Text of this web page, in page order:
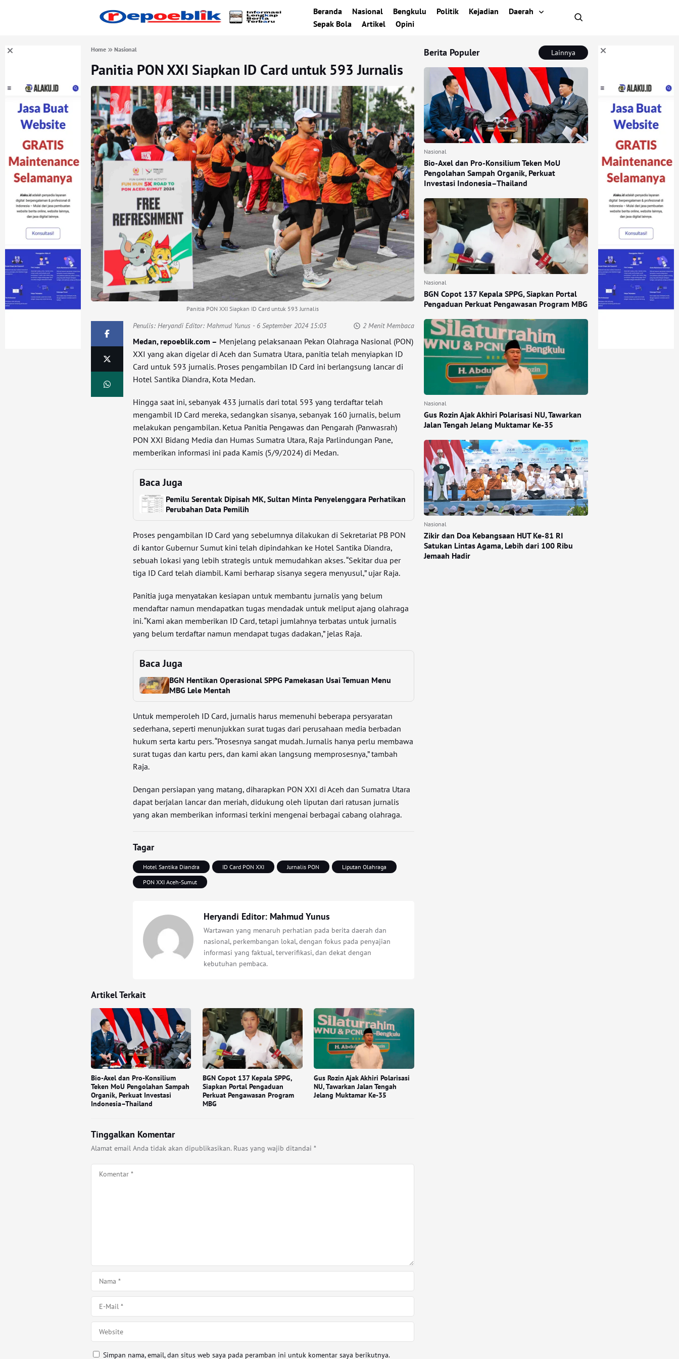
Beranda Nasional Bengkulu Politik Kejadian
Daerah
Sepak Bola
Artikel Opini
Home Nasional
Panitia PON XXI Siapkan ID Card untuk 593 Jurnalis
Panitia PON XXI Siapkan ID Card untuk 593 Jurnalis
Penulis:Heryandi Editor: Mahmud Yunus - 6 September 2024 15:03 2 Menit Membaca
Medan, repoeblik.com – Menjelang pelaksanaan Pekan Olahraga Nasional (PON)
XXI yang akan digelar di Aceh dan Sumatra Utara, panitia telah menyiapkan ID
Card untuk 593 jurnalis. Proses pengambilan ID Card ini berlangsung lancar di
Hotel Santika Diandra, Kota Medan.
Hingga saat ini, sebanyak 433 jurnalis dari total 593 yang terdaftar telah
mengambil ID Card mereka, sedangkan sisanya, sebanyak 160 jurnalis, belum
melakukan pengambilan. Ketua Panitia Pengawas dan Pengarah (Panwasrah)
PON XXI Bidang Media dan Humas Sumatra Utara, Raja Parlindungan Pane,
memberikan informasi ini pada Kamis (5/9/2024) di Medan.
Baca Juga
Pemilu Serentak Dipisah MK, Sultan Minta Penyelenggara Perhatikan
Perubahan Data Pemilih
Proses pengambilan ID Card yang sebelumnya dilakukan di Sekretariat PB PON
di kantor Gubernur Sumut kini telah dipindahkan ke Hotel Santika Diandra,
sebuah lokasi yang lebih strategis untuk memudahkan akses. “Sekitar dua per
tiga ID Card telah diambil. Kami berharap sisanya segera menyusul,” ujar Raja.
Panitia juga menyatakan kesiapan untuk membantu jurnalis yang belum
mendaftar namun mendapatkan tugas mendadak untuk meliput ajang olahraga
ini. “Kami akan memberikan ID Card, tetapi jumlahnya terbatas untuk jurnalis
yang belum terdaftar namun mendapat tugas dadakan,” jelas Raja.
Baca Juga
BGN Hentikan Operasional SPPG Pamekasan Usai Temuan Menu
MBG Lele Mentah
Untuk memperoleh ID Card, jurnalis harus memenuhi beberapa persyaratan
sederhana, seperti menunjukkan surat tugas dari perusahaan media berbadan
hukum serta kartu pers. “Prosesnya sangat mudah. Jurnalis hanya perlu membawa
surat tugas dan kartu pers, dan kami akan langsung memprosesnya,” tambah
Raja.
Dengan persiapan yang matang, diharapkan PON XXI di Aceh dan Sumatra Utara
dapat berjalan lancar dan meriah, didukung oleh liputan dari ratusan jurnalis
yang akan memberikan informasi terkini mengenai berbagai cabang olahraga.
Tagar
Hotel Santika Diandra ID Card PON XXI Jurnalis PON
Liputan Olahraga
PON XXI Aceh-Sumut
Heryandi Editor: Mahmud Yunus
Wartawan yang menaruh perhatian pada berita daerah dan
nasional, perkembangan lokal, dengan fokus pada penyajian
informasi yang faktual, terverifikasi, dan dekat dengan
kebutuhan pembaca.
Artikel Terkait
Bio-Axel dan Pro-Konsilium
Teken MoU Pengolahan Sampah
Organik, Perkuat Investasi
Indonesia–Thailand
BGN Copot 137 Kepala SPPG,
Siapkan Portal Pengaduan
Perkuat Pengawasan Program
MBG
Gus Rozin Ajak Akhiri Polarisasi
NU, Tawarkan Jalan Tengah
Jelang Muktamar Ke-35
Tinggalkan Komentar
Alamat email Anda tidak akan dipublikasikan. Ruas yang wajib ditandai *
Simpan nama, email, dan situs web saya pada peramban ini untuk komentar saya berikutnya.
Berita Populer Lainnya
Nasional
Bio-Axel dan Pro-Konsilium Teken MoU
Pengolahan Sampah Organik, Perkuat
Investasi Indonesia–Thailand
Nasional
BGN Copot 137 Kepala SPPG, Siapkan Portal
Pengaduan Perkuat Pengawasan Program MBG
Nasional
Gus Rozin Ajak Akhiri Polarisasi NU, Tawarkan
Jalan Tengah Jelang Muktamar Ke-35
Nasional
Zikir dan Doa Kebangsaan HUT Ke-81 RI
Satukan Lintas Agama, Lebih dari 100 Ribu
Jemaah Hadir